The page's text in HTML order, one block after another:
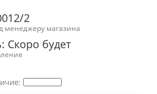
2
менеджеру магазина
Скоро будет